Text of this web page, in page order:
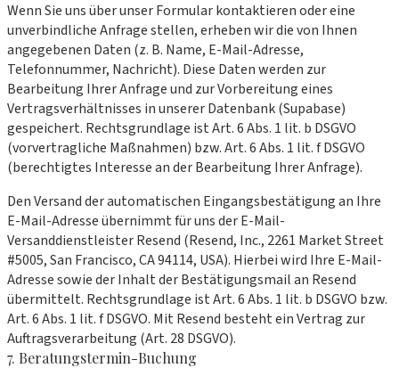
Wenn Sie uns über unser Formular kontaktieren oder eine
unverbindliche Anfrage stellen, erheben wir die von Ihnen
angegebenen Daten (z. B. Name, E-Mail-Adresse,
Telefonnummer, Nachricht). Diese Daten werden zur
Bearbeitung Ihrer Anfrage und zur Vorbereitung eines
Vertragsverhältnisses in unserer Datenbank (Supabase)
gespeichert. Rechtsgrundlage ist Art. 6 Abs. 1 lit. b DSGVO
(vorvertragliche Maßnahmen) bzw. Art. 6 Abs. 1 lit. f DSGVO
(berechtigtes Interesse an der Bearbeitung Ihrer Anfrage).
Den Versand der automatischen Eingangsbestätigung an Ihre
E-Mail-Adresse übernimmt für uns der E-Mail-
Versanddienstleister Resend (Resend, Inc., 2261 Market Street
#5005, San Francisco, CA 94114, USA). Hierbei wird Ihre E-Mail-
Adresse sowie der Inhalt der Bestätigungsmail an Resend
übermittelt. Rechtsgrundlage ist Art. 6 Abs. 1 lit. b DSGVO bzw.
Art. 6 Abs. 1 lit. f DSGVO. Mit Resend besteht ein Vertrag zur
Auftragsverarbeitung (Art. 28 DSGVO).
7. Beratungstermin-Buchung